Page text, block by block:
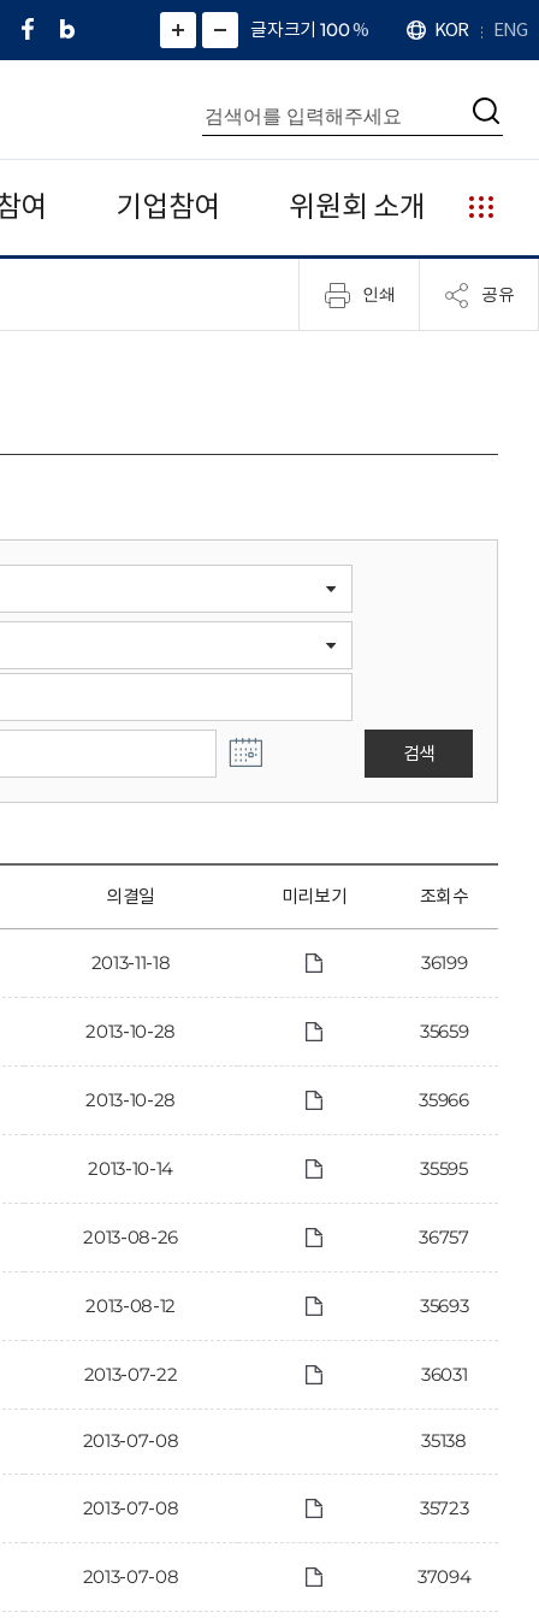
페
네
그
)
화
면
면
소
확
대
치
글자크기 100%
언
어
KOR ENG
통
합
검
색
검
여 기업참여 위원회 소개
누
리
집
안
인쇄 공유
검색
의결일 미리보기 조회수
2013-11-18 36199
2013-10-28 35659
2013-10-28 35966
2013-10-14 35595
2013-08-26 36757
2013-08-12 35693
2013-07-22 36031
2013-07-08 35138
2013-07-08 35723
2013-07-08 37094